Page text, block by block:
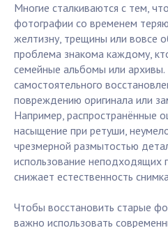
Многие сталкиваются с тем,
фотографии со временем
желтизну, трещины или вовсе
проблема знакома каждому,
семейные альбомы или
самостоятельного
повреждению оригинала или
Например, распространённые
насыщение при ретуши,
чрезмерной размытостью
использование неподходящих
снижает естественность
Чтобы восстановить старые
важно использовать